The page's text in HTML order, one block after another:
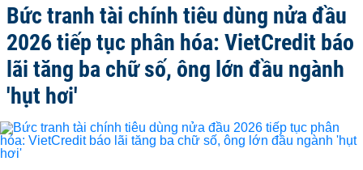
Bức tranh tài chính tiêu dùng nửa đầu
2026 tiếp tục phân hóa: VietCredit báo
lãi tăng ba chữ số, ông lớn đầu ngành
'hụt hơi'